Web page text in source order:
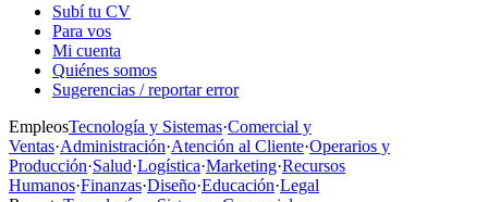
Subí tu CV
Para vos
Mi cuenta
Quiénes somos
Sugerencias / reportar error
EmpleosTecnología y Sistemas·Comercial y
Ventas·Administración·Atención al Cliente·Operarios y
Producción·Salud·Logística·Marketing·Recursos
Humanos·Finanzas·Diseño·Educación·Legal